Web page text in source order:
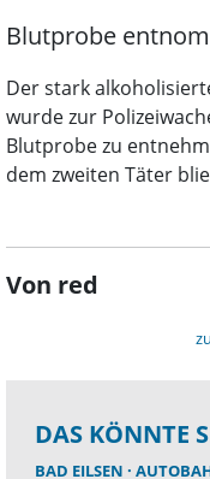
Blutprobe
Der stark
wurde zur
Blutprobe zu
dem zweiten Täter
Von red
DAS KÖNNTE
BAD EILSEN